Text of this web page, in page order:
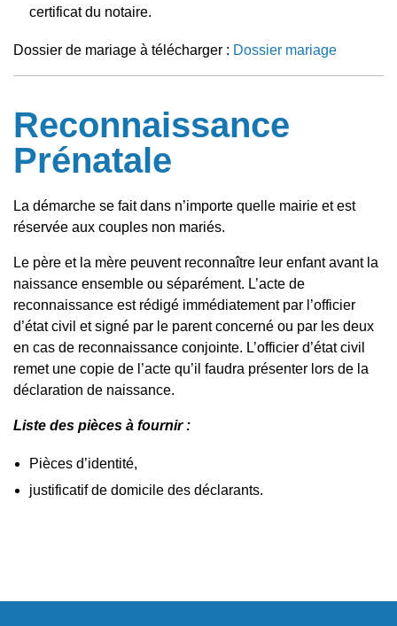
certificat du notaire.
Dossier de mariage à télécharger : Dossier mariage
Reconnaissance
Prénatale
La démarche se fait dans n’importe quelle mairie et est
réservée aux couples non mariés.
Le père et la mère peuvent reconnaître leur enfant avant la
naissance ensemble ou séparément. L’acte de
reconnaissance est rédigé immédiatement par l’officier
d’état civil et signé par le parent concerné ou par les deux
en cas de reconnaissance conjointe. L’officier d’état civil
remet une copie de l’acte qu’il faudra présenter lors de la
déclaration de naissance.
Liste des pièces à fournir :
Pièces d’identité,
justificatif de domicile des déclarants.